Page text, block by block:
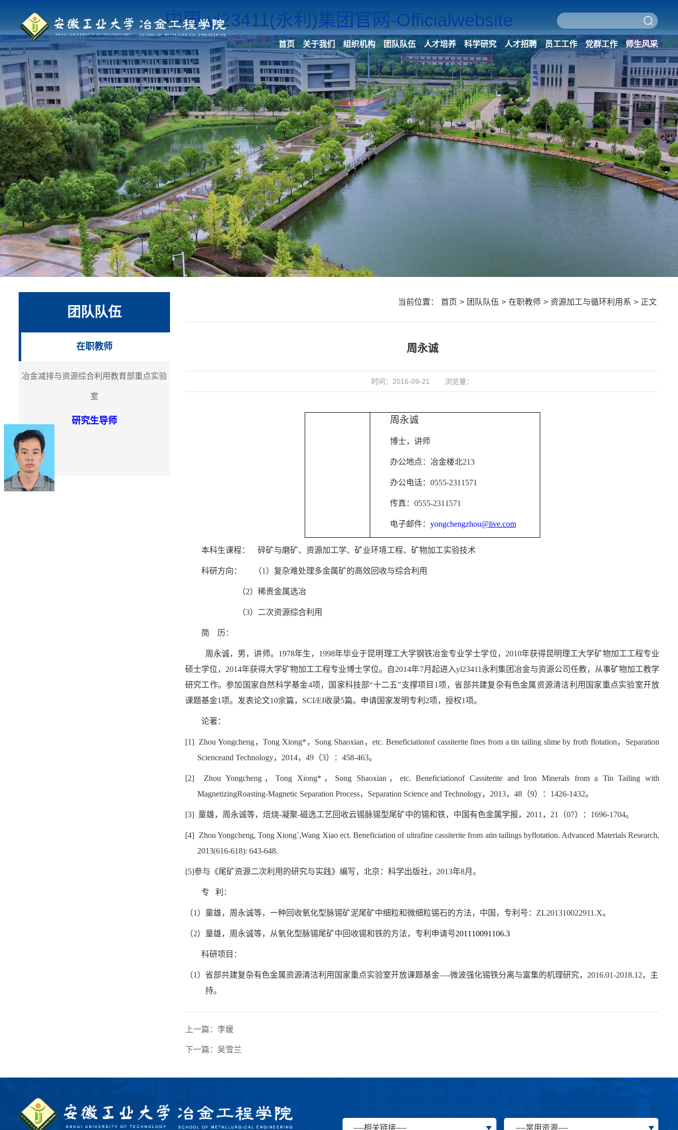
中国·yl23411(永利)集团官网-Officialwebsite
首页 关于我们 组织机构 团队队伍 人才培养 科学研究 人才招聘 员工工作 党群工作 师生风采
团队队伍
在职教师
冶金减排与资源综合利用教育部重点实验
室
研究生导师
当前位置： 首页 > 团队队伍 > 在职教师 > 资源加工与循环利用系 > 正文
周永诚
时间：2016-09-21 浏览量：
周永诚
博士，讲师
办公地点：冶金楼北213
办公电话： 0555-2311571
传真： 0555-2311571
电子邮件： yongchengzhou@live.com
本科生课程： 碎矿与磨矿、资源加工学、矿业环境工程、矿物加工实验技术
科研方向： （1 ）复杂难处理多金属矿的高效回收与综合利用
（2）稀贵金属选冶
（3）二次资源综合利用
简 历：
周永诚，男，讲师。 1978年生， 1998年毕业于昆明理工大学钢铁冶金专业学士学位， 2010年获得昆明理工大学矿物加工工程专业
硕士学位， 2014年获得大学矿物加工工程专业博士学位。自2014年7月起进入yl23411永利集团冶金与资源公司任教，从事矿物加工教学
研究工作。参加国家自然科学基金4项，国家科技部“十二五”支撑项目 1项，省部共建复杂有色金属资源清洁利用国家重点实验室开放
课题基金1项。发表论文10余篇， SCI/EI收录5篇。申请国家发明专利 2项，授权1项。
论著：
[1] Zhou Yongcheng，Tong Xiong* ， Song Shaoxian ，etc. Beneficiationof cassiterite fines from a tin tailing slime by froth flotation， Separation
Scienceand Technology， 2014， 49 （3）： 458-463。
[2] Zhou Yongcheng，Tong Xiong* ， Song Shaoxian ， etc. Beneficiationof Cassiterite and Iron Minerals from a Tin Tailing with
MagnetizingRoasting-Magnetic Separation Process， Separation Science and Technology， 2013， 48 （9）： 1426-1432。
[3] 童雄，周永诚等，焙烧-凝聚-磁选工艺回收云锡脉锡型尾矿中的锡和铁，中国有色金属学报， 2011 ， 21 （07）： 1696-1704。
[4] Zhou Yongcheng, Tong Xiong`,Wang Xiao ect. Beneficiation of ultrafine cassiterite from atin tailings byflotation. Advanced Materials Research,
2013(616-618): 643-648.
[5]参与《尾矿资源二次利用的研究与实践》编写，北京：科学出版社， 2013年8月。
专 利：
（1 ）童雄，周永诚等，一种回收氧化型脉锡矿泥尾矿中细粒和微细粒锡石的方法，中国，专利号： ZL201310022911.X。
（2）童雄，周永诚等，从氧化型脉锡尾矿中回收锡和铁的方法，专利申请号201110091106.3
科研项目：
（1 ）省部共建复杂有色金属资源清洁利用国家重点实验室开放课题基金—-微波强化锡铁分离与富集的机理研究， 2016.01-2018.12，主
持。
上一篇： 李媛
下一篇： 吴雪兰
----相关链接---- ----常用资源----